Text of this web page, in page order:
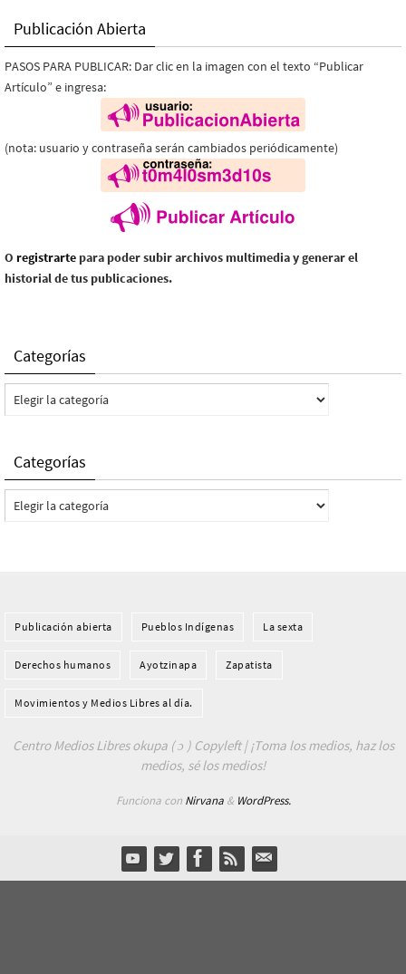
Publicación Abierta
PASOS PARA PUBLICAR: Dar clic en la imagen con el texto “Publicar
Artículo” e ingresa:
(nota: usuario y contraseña serán cambiados periódicamente)
O registrarte para poder subir archivos multimedia y generar el
historial de tus publicaciones.
Categorías
Categorías
Categorías
Categorías
Publicación abierta Pueblos Indí­genas La sexta
Derechos humanos Ayotzinapa Zapatista
Movimientos y Medios Libres al día.
Centro Medios Libres okupa ( ɔ ) Copyleft | ¡Toma los medios, haz los
medios, sé los medios!
Funciona con Nirvana& WordPress.